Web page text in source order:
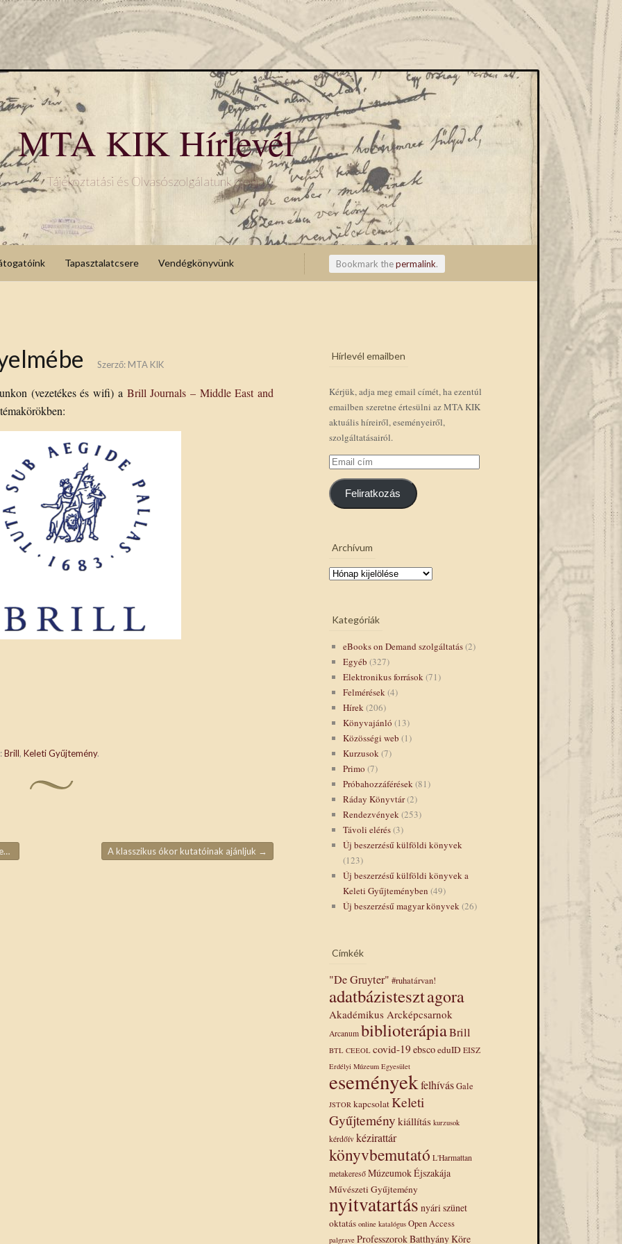
MTA KIK Hírlevél
Tájékoztatási és Olvasószolgálatunk blogja
Tapasztalatcsere Vendégkönyvünk Bookmark thepermalink.
Szerző: MTA KIK
(vezetékes és wifi) a Brill Journals – Middle East and
Brill, Keleti Gyűjtemény.
A klasszikus ókor kutatóinak ajánljuk →
Hírlevél emailben
Kérjük, adja meg email címét, ha ezentúl
emailben szeretne értesülni az MTA KIK
aktuális híreiről, eseményeiről,
szolgáltatásairól.
Email
cím
Feliratkozás
Archívum
Kategóriák
eBooks on Demand szolgáltatás(2)
Egyéb (327)
Elektronikus források(71)
Felmérések(4)
Hírek(206)
Könyvajánló (13)
Közösségi web (1)
Kurzusok(7)
Primo (7)
Próbahozzáférések(81)
Ráday Könyvtár(2)
Rendezvények(253)
Távoli elérés(3)
Új beszerzésű külföldi könyvek
(123)
Új beszerzésű külföldi könyvek a
Keleti Gyűjteményben (49)
Új beszerzésű magyar könyvek(26)
Címkék
"De Gruyter" #ruhatárvan!
adatbázistesztagora
Akadémikus Arcképcsarnok
Arcanum biblioterápiaBrill
BTL CEEOL covid-19 ebscoeduID EISZ
Erdélyi Múzeum Egyesület
eseményekfelhívásGale
JSTOR kapcsolatKeleti
Gyűjtemény kiállítás kurzusok
kérdőív kézirattár
könyvbemutató L'Harmattan
metakereső Múzeumok Éjszakája
Művészeti Gyűjtemény
nyitvatartás nyári szünet
oktatás online katalógus Open Access
palgrave Professzorok Batthyány Köre